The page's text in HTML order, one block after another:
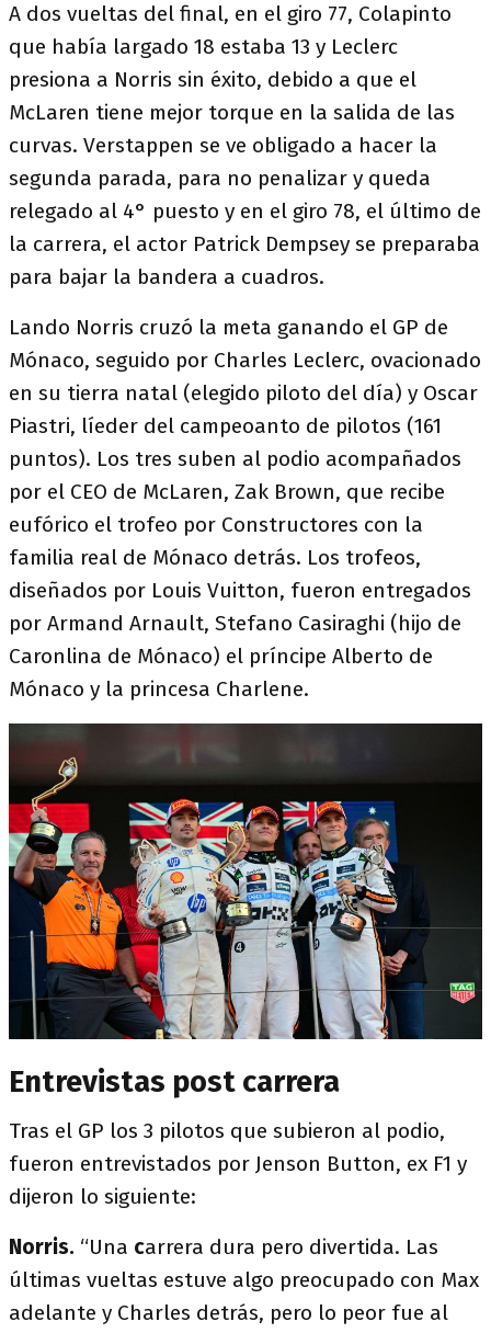
A dos vueltas del final, en el giro 77, Colapinto
que había largado 18 estaba 13 y Leclerc
presiona a Norris sin éxito, debido a que el
McLaren tiene mejor torque en la salida de las
curvas. Verstappen se ve obligado a hacer la
segunda parada, para no penalizar y queda
relegado al 4° puesto y en el giro 78, el último de
la carrera, el actor Patrick Dempsey se preparaba
para bajar la bandera a cuadros.
Lando Norris cruzó la meta ganando el GP de
Mónaco, seguido por Charles Leclerc, ovacionado
en su tierra natal (elegido piloto del día) y Oscar
Piastri, líeder del campeoanto de pilotos (161
puntos). Los tres suben al podio acompañados
por el CEO de McLaren, Zak Brown, que recibe
eufórico el trofeo por Constructores con la
familia real de Mónaco detrás. Los trofeos,
diseñados por Louis Vuitton, fueron entregados
por Armand Arnault, Stefano Casiraghi (hijo de
Caronlina de Mónaco) el príncipe Alberto de
Mónaco y la princesa Charlene.
Entrevistas post carrera
Tras el GP los 3 pilotos que subieron al podio,
fueron entrevistados por Jenson Button, ex F1 y
dijeron lo siguiente:
Norris. “Una carrera dura pero divertida. Las
últimas vueltas estuve algo preocupado con Max
adelante y Charles detrás, pero lo peor fue al